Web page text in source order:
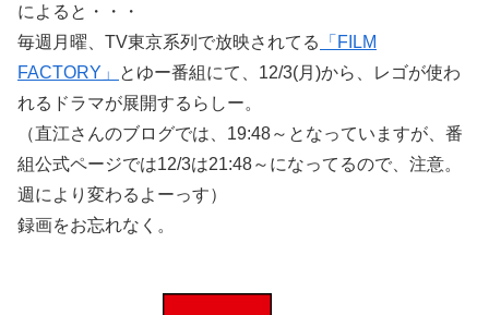
によると・・・
毎週月曜、TV東京系列で放映されてる
「FILM
FACTORY」
とゆー番組にて、12/3(月)から、レゴが使わ
れるドラマが展開するらしー。
（直江さんのブログでは、19:48～となっていますが、番
組公式ページでは12/3は21:48～になってるので、注意。
週により変わるよーっす）
録画をお忘れなく。